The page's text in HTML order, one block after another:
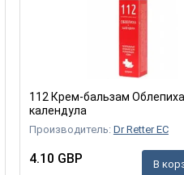
112 Крем-бальзам
календула
Производитель: Dr Retter EC
4.10 GBP В